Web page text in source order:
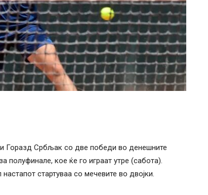
Горазд Србљак со две победи во денешните
полуфинале, кое ќе го играат утре (сабота).
стартуваа со мечевите во двојки.